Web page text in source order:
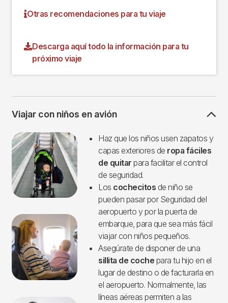
Otras recomendaciones para tu viaje
Descarga aquí todo la información para tu
próximo viaje
Viajar con niños en avión
Imagen
Haz que los niños usen zapatos y
capas exteriores de ropa fáciles
de quitar para facilitar el control
de seguridad.
Los cochecitos de niño se
pueden pasar por Seguridad del
aeropuerto y por la puerta de
embarque, para que sea más fácil
viajar con niños pequeños.
Asegúrate de disponer de una
sillita de coche para tu hijo en el
lugar de destino o de facturarla en
el aeropuerto. Normalmente, las
líneas aéreas permiten a las